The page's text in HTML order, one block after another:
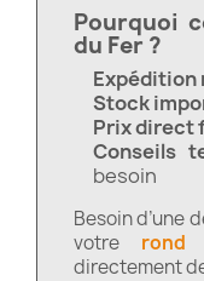
Pourquoi
du Fer ?
Expédition
Stock
Prix direct
Conseils
besoin
Besoin d’une
votre rond
directement